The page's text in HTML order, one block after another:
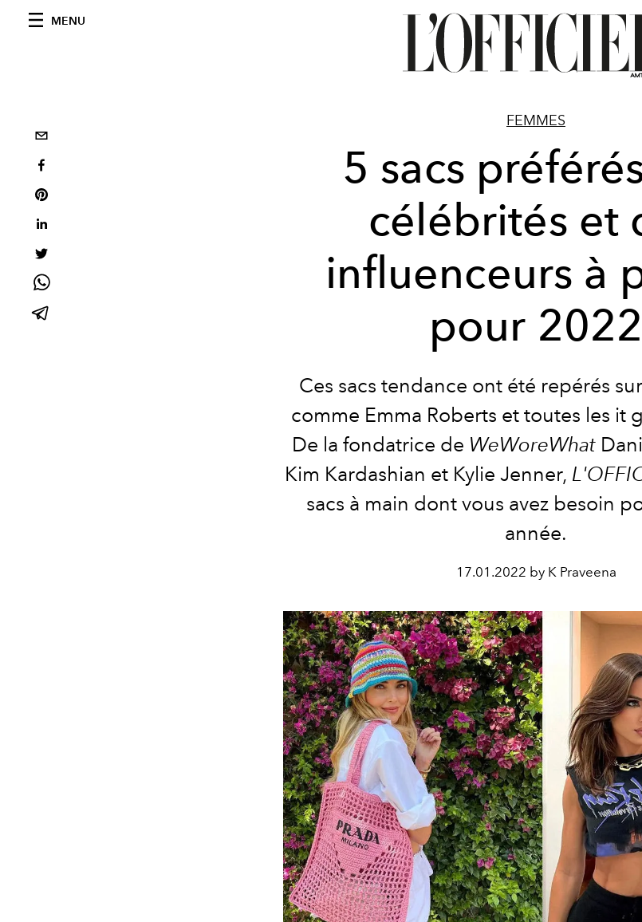
MENU
FEMMES
5 sacs
célébrités et
influenceurs à
pour 2022
Ces sacs tendance ont été repérés
comme Emma Roberts et toutes les it
De la fondatrice de WeWoreWhat
Kim Kardashian et Kylie Jenner,
sacs à main dont vous avez besoin
année.
17.01.2022 by K Praveena